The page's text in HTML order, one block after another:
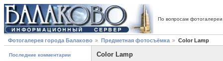
По вопросам
Фотогалерея города Балаково Предметная фотосъёмка Color Lamp
Последние комментарии Color Lamp